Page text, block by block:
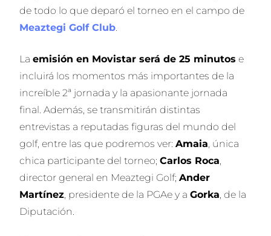
de todo lo que deparó el torneo en el campo de
Meaztegi Golf Club
Laemisión en Movistar será de 25 minutos e
incluirá los momentos más importantes de la
increíble 2ª jornada y la apasionante jornada
final. Además, se transmitirán distintas
entrevistas a reputadas figuras del mundo del
golf, entre las que podremos ver:Amaia , única
chica participante del torneo;Carlos Roca
director general en Meaztegi Golf;Ander
Martínez , presidente de la PGAe y aGorka , de la
Diputación.